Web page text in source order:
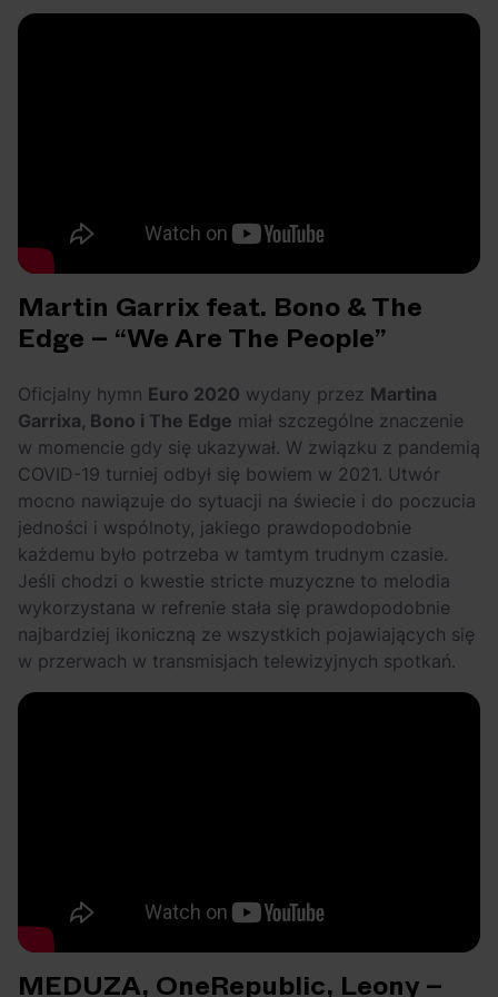
Martin Garrix feat. Bono & The
Edge – “We Are The People”
Oficjalny hymn Euro 2020 wydany przez Martina
Garrixa, Bono i The Edge miał szczególne znaczenie
w momencie gdy się ukazywał. W związku z pandemią
COVID-19 turniej odbył się bowiem w 2021. Utwór
mocno nawiązuje do sytuacji na świecie i do poczucia
jedności i wspólnoty, jakiego prawdopodobnie
każdemu było potrzeba w tamtym trudnym czasie.
Jeśli chodzi o kwestie stricte muzyczne to melodia
wykorzystana w refrenie stała się prawdopodobnie
najbardziej ikoniczną ze wszystkich pojawiających się
w przerwach w transmisjach telewizyjnych spotkań.
MEDUZA, OneRepublic, Leony –